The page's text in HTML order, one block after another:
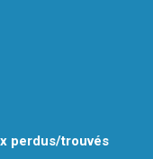
perdus/trouvés